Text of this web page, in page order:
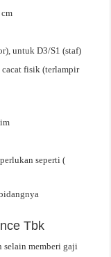
untuk D3/S1 (staf)
cacat fisik (terlampir
seperti (
Tbk
selain memberi gaji